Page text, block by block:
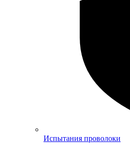
Испытания проволоки